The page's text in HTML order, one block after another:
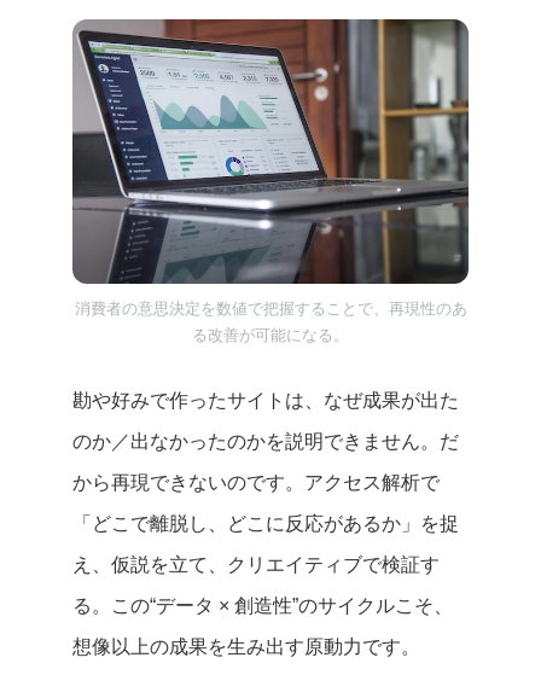
消費者の意思決定を数値で把握することで、再現性のあ
る改善が可能になる。
勘や好みで作ったサイトは、なぜ成果が出た
のか／出なかったのかを説明できません。だ
から再現できないのです。アクセス解析で
「どこで離脱し、どこに反応があるか」を捉
え、仮説を立て、クリエイティブで検証す
る。この“データ × 創造性”のサイクルこそ、
想像以上の成果を生み出す原動力です。